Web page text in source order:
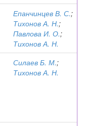
Епанчинцев В. С.;
Тихонов А. Н.;
Павлова И. О.;
Тихонов А. Н.
Силаев Б. М.;
Тихонов А. Н.